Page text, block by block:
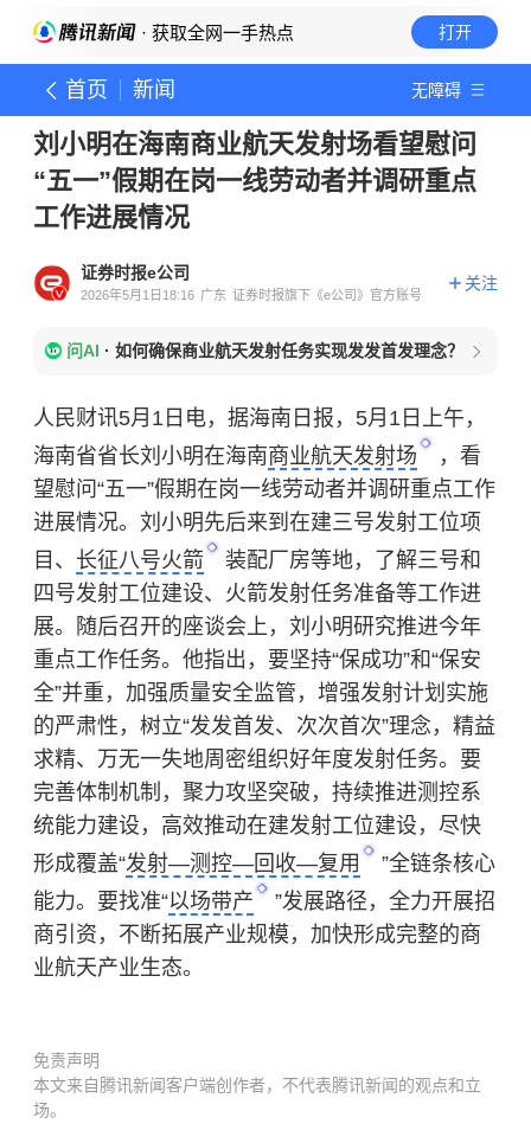
· 获取全网一手热点 打开
首页 新闻 无障碍
刘小明在海南商业航天发射场看望慰问
“五一”假期在岗一线劳动者并调研重点
工作进展情况
证券时报e公司
2026年5月1日18:16 广东 证券时报旗下《e公司》官方账号
关注
问AI · 如何确保商业航天发射任务实现发发首发理念？
人民财讯5月1日电，据海南日报，5月1日上午，
海南省省长刘小明在海南商业航天发射场
，看
望慰问“五一”假期在岗一线劳动者并调研重点工作
进展情况。刘小明先后来到在建三号发射工位项
目、 长征八号火箭
装配厂房等地，了解三号和
四号发射工位建设、火箭发射任务准备等工作进
展。随后召开的座谈会上，刘小明研究推进今年
重点工作任务。他指出，要坚持“保成功”和“保安
全”并重，加强质量安全监管，增强发射计划实施
的严肃性，树立“发发首发、次次首次”理念，精益
求精、万无一失地周密组织好年度发射任务。要
完善体制机制，聚力攻坚突破，持续推进测控系
统能力建设，高效推动在建发射工位建设，尽快
形成覆盖“发射—测控—回收—复用
”全链条核心
能力。要找准“以场带产
”发展路径，全力开展招
商引资，不断拓展产业规模，加快形成完整的商
业航天产业生态。
免责声明
本文来自腾讯新闻客户端创作者，不代表腾讯新闻的观点和立
场。